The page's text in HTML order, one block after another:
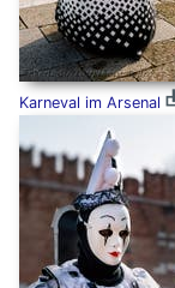
Karneval im Arsenal